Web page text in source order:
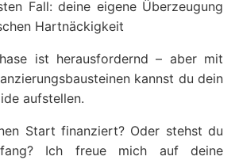
Fall: deine eigene Überzeugung
Hartnäckigkeit
ist herausfordernd – aber mit
kannst du dein
aufstellen.
Start finanziert? Oder stehst du
Ich freue mich auf deine